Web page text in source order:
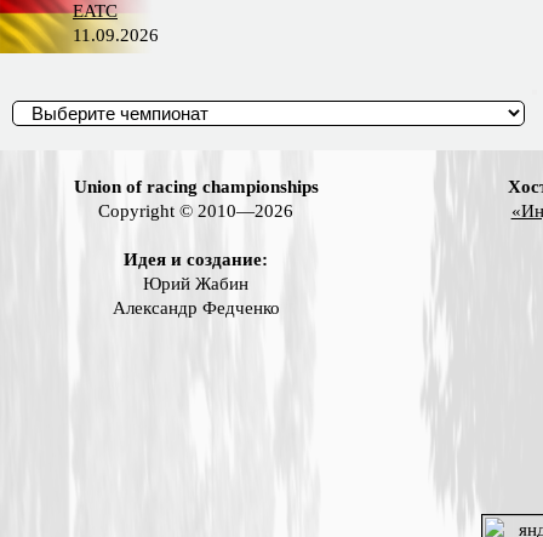
EATC
11.09.2026
Union of racing championships
Copyright © 2010—2026
Идея и создание:
Юрий Жабин
Александр Федченко